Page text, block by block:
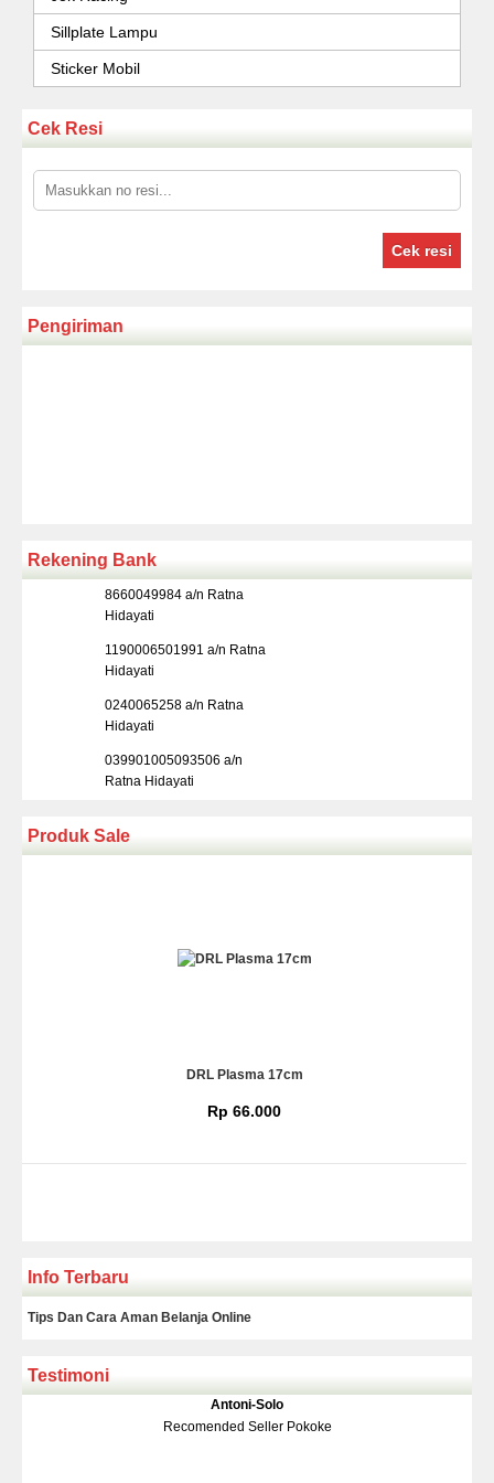
Sillplate Lampu
Sticker Mobil
Cek Resi
Cek resi
Pengiriman
Rekening Bank
8660049984 a/n Ratna
Hidayati
1190006501991 a/n Ratna
Hidayati
0240065258 a/n Ratna
Hidayati
039901005093506 a/n
Ratna Hidayati
Produk Sale
DRL Plasma 17cm
Rp 66.000
Rp 139.000150.000
Info Terbaru
Tips Dan Cara Aman Belanja Online
Testimoni
Antoni-Solo
Recomended Seller Pokoke